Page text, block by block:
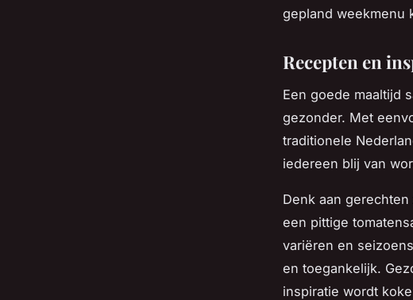
gepland weekmenu
Recepten en
Een goede maaltijd
gezonder. Met
traditionele
iedereen blij van
Denk aan
een pittige
variëren en
en toegankelijk.
inspiratie wordt